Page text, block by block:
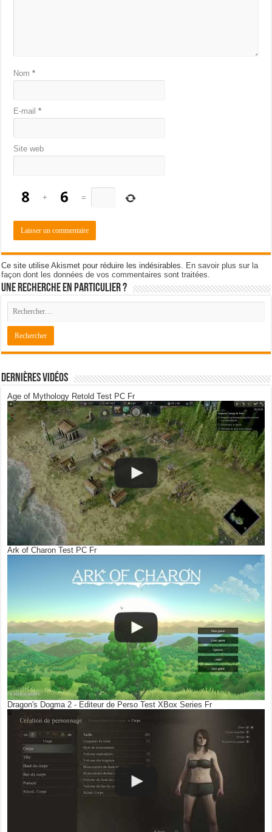
Nom*
E-mail*
Site web
+ =
Ce site utilise Akismet pour réduire les indésirables. En savoir plus sur la
façon dont les données de vos commentaires sont traitées.
Une recherche en particulier ?
Dernières Vidéos
Age of Mythology Retold Test PC Fr
Ark of Charon Test PC Fr
Dragon's Dogma 2 - Editeur de Perso Test XBox Series Fr